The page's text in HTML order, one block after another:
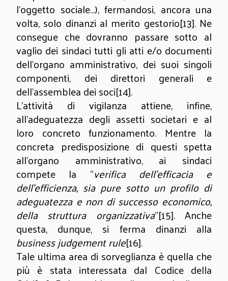
l’oggetto sociale…), fermandosi, ancora una
volta, solo dinanzi al merito gestorio[13]. Ne
consegue che dovranno passare sotto al
vaglio dei sindaci tutti gli atti e/o documenti
dell’organo amministrativo, dei suoi singoli
componenti, dei direttori generali e
dell’assemblea dei soci[14].
L’attività di vigilanza attiene, infine,
all’adeguatezza degli assetti societari e al
loro concreto funzionamento. Mentre la
concreta predisposizione di questi spetta
all’organo amministrativo, ai sindaci
compete la “verifica dell’efficacia e
dell’efficienza, sia pure sotto un profilo di
adeguatezza e non di successo economico,
della struttura organizzativa”[15]. Anche
questa, dunque, si ferma dinanzi alla
business judgement rule[16].
Tale ultima area di sorveglianza è quella che
più è stata interessata dal Codice della